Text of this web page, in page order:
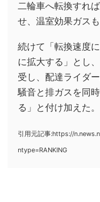
二輪車へ転換すれ
せ、温室効果ガス
続けて「転換速度
に拡大する」とし
受し、配達ライダ
騒音と排ガスを同
る」と付け加えた。
引用元記事:https://
ntype=RANKING